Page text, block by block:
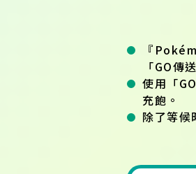
『
「GO傳
使用「
充飽。
除了等候